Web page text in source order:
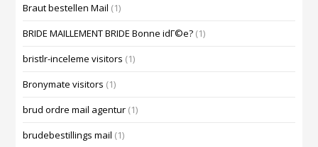
Braut bestellen Mail (1)
BRIDE MAILLEMENT BRIDE Bonne idГ©e? (1)
bristlr-inceleme visitors (1)
Bronymate visitors (1)
brud ordre mail agentur (1)
brudebestillings mail (1)